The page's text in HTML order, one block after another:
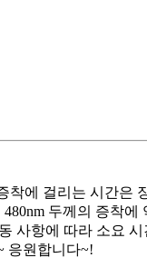
에 걸리는 시간은
480nm 두께의 증착
사항에 따라 소요
응원합니다~!